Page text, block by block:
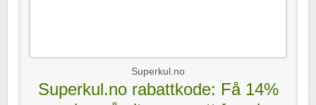
Superkul.no
Superkul.no rabattkode: Få 14%